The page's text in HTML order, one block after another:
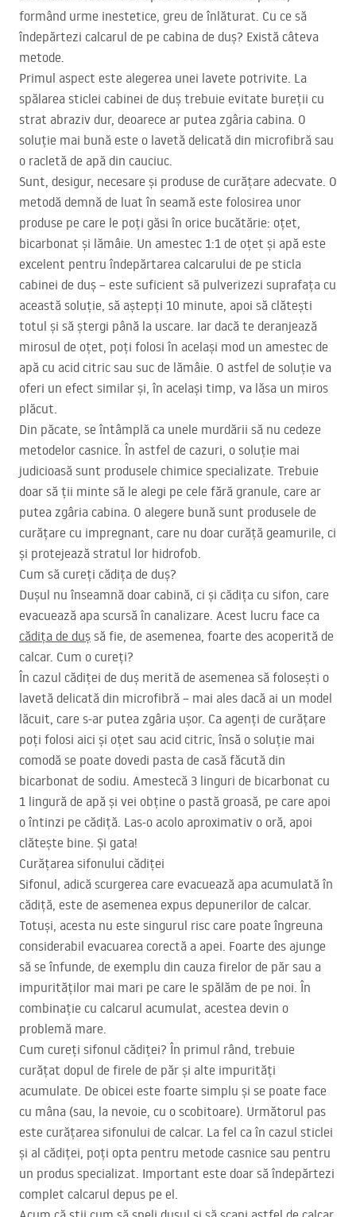
formând urme inestetice, greu de înlăturat. Cu ce să
îndepărtezi calcarul de pe cabina de duș? Există câteva
metode.
Primul aspect este alegerea unei lavete potrivite. La
spălarea sticlei cabinei de duș trebuie evitate bureții cu
strat abraziv dur, deoarece ar putea zgâria cabina. O
soluție mai bună este o lavetă delicată din microfibră sau
o racletă de apă din cauciuc.
Sunt, desigur, necesare și produse de curățare adecvate. O
metodă demnă de luat în seamă este folosirea unor
produse pe care le poți găsi în orice bucătărie: oțet,
bicarbonat și lămâie. Un amestec 1:1 de oțet și apă este
excelent pentru îndepărtarea calcarului de pe sticla
cabinei de duș – este suficient să pulverizezi suprafața cu
această soluție, să aștepți 10 minute, apoi să clătești
totul și să ștergi până la uscare. Iar dacă te deranjează
mirosul de oțet, poți folosi în același mod un amestec de
apă cu acid citric sau suc de lămâie. O astfel de soluție va
oferi un efect similar și, în același timp, va lăsa un miros
plăcut.
Din păcate, se întâmplă ca unele murdării să nu cedeze
metodelor casnice. În astfel de cazuri, o soluție mai
judicioasă sunt produsele chimice specializate. Trebuie
doar să ții minte să le alegi pe cele fără granule, care ar
putea zgâria cabina. O alegere bună sunt produsele de
curățare cu impregnant, care nu doar curăță geamurile, ci
și protejează stratul lor hidrofob.
Cum să cureți cădița de duș?
Dușul nu înseamnă doar cabină, ci și cădița cu sifon, care
evacuează apa scursă în canalizare. Acest lucru face ca
cădița de duș să fie, de asemenea, foarte des acoperită de
calcar. Cum o cureți?
În cazul cădiței de duș merită de asemenea să folosești o
lavetă delicată din microfibră – mai ales dacă ai un model
lăcuit, care s-ar putea zgâria ușor. Ca agenți de curățare
poți folosi aici și oțet sau acid citric, însă o soluție mai
comodă se poate dovedi pasta de casă făcută din
bicarbonat de sodiu. Amestecă 3 linguri de bicarbonat cu
1 lingură de apă și vei obține o pastă groasă, pe care apoi
o întinzi pe cădiță. Las-o acolo aproximativ o oră, apoi
clătește bine. Și gata!
Curățarea sifonului cădiței
Sifonul, adică scurgerea care evacuează apa acumulată în
cădiță, este de asemenea expus depunerilor de calcar.
Totuși, acesta nu este singurul risc care poate îngreuna
considerabil evacuarea corectă a apei. Foarte des ajunge
să se înfunde, de exemplu din cauza firelor de păr sau a
impurităților mai mari pe care le spălăm de pe noi. În
combinație cu calcarul acumulat, acestea devin o
problemă mare.
Cum cureți sifonul cădiței? În primul rând, trebuie
curățat dopul de firele de păr și alte impurități
acumulate. De obicei este foarte simplu și se poate face
cu mâna (sau, la nevoie, cu o scobitoare). Următorul pas
este curățarea sifonului de calcar. La fel ca în cazul sticlei
și al cădiței, poți opta pentru metode casnice sau pentru
un produs specializat. Important este doar să îndepărtezi
complet calcarul depus pe el.